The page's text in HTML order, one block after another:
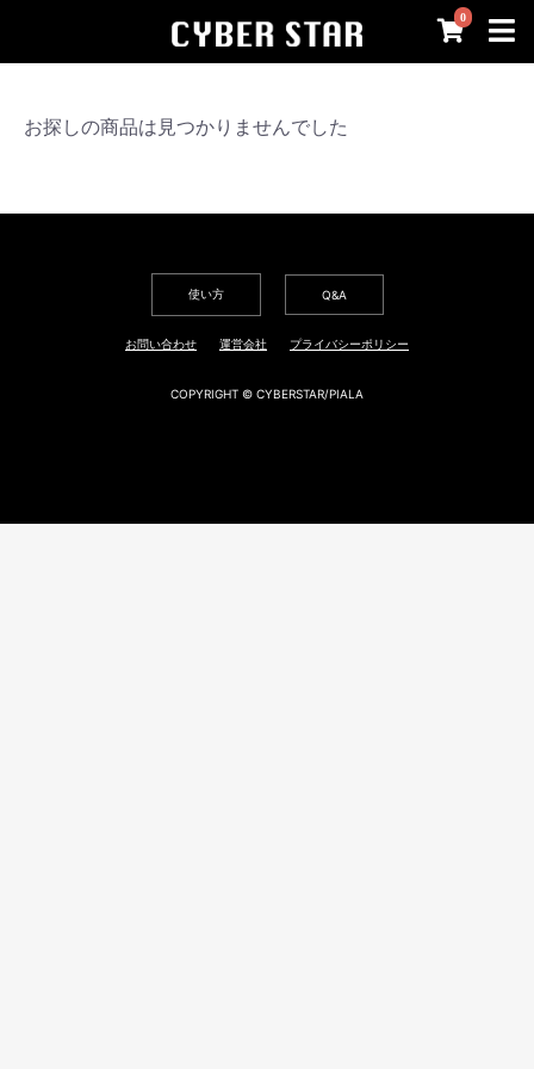
0
お探しの商品は見つかりませんでした
使い方 Q&A
お問い合わせ 運営会社 プライバシーポリシー
COPYRIGHT © CYBERSTAR/PIALA